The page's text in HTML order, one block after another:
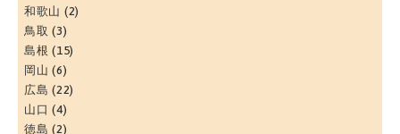
和歌山 (2)
鳥取 (3)
島根 (15)
岡山 (6)
広島 (22)
山口 (4)
徳島 (2)